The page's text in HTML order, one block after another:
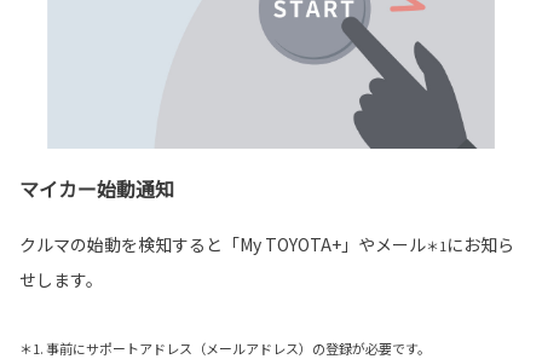
マイカー始動通知
クルマの始動を検知すると「My TOYOTA+」やメール＊1 にお知ら
せします。
＊1. 事前にサポートアドレス（メールアドレス）の登録が必要です。